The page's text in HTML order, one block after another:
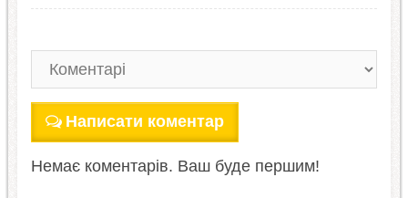
Написати коментар
Немає коментарів. Ваш буде першим!